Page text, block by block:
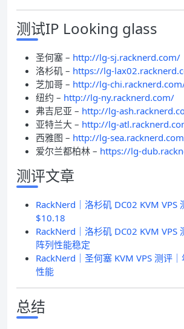
测试IP Looking glass
圣何塞 – http://lg-sj.racknerd.com/
洛杉矶 – https://lg-
芝加哥 – http://lg-
纽约 – http://lg-ny.racknerd.com/
弗吉尼亚 – http://lg-
亚特兰大 – http://lg-
西雅图 – http://lg-
爱尔兰都柏林 – https://lg-
测评文章
RackNerd｜洛杉矶 DC02 KVM VPS
$10.18
RackNerd｜洛杉矶 DC02 KVM VPS
阵列性能稳定
RackNerd｜圣何塞 KVM VPS 测评
性能
总结